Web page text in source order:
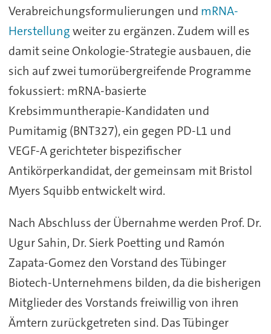
Verabreichungsformulierungen und mRNA-
Herstellungweiter zu ergänzen. Zudem will es
damit seine Onkologie-Strategie ausbauen, die
sich auf zwei tumorübergreifende Programme
fokussiert: mRNA-basierte
Krebsimmuntherapie-Kandidaten und
Pumitamig (BNT327), ein gegen PD-L1 und
VEGF-A gerichteter bispezifischer
Antikörperkandidat, der gemeinsam mit Bristol
Myers Squibb entwickelt wird.
Nach Abschluss der Übernahme werden Prof. Dr.
Ugur Sahin, Dr. Sierk Poetting und Ramón
Zapata-Gomez den Vorstand des Tübinger
Biotech-Unternehmens bilden, da die bisherigen
Mitglieder des Vorstands freiwillig von ihren
Ämtern zurückgetreten sind. Das Tübinger